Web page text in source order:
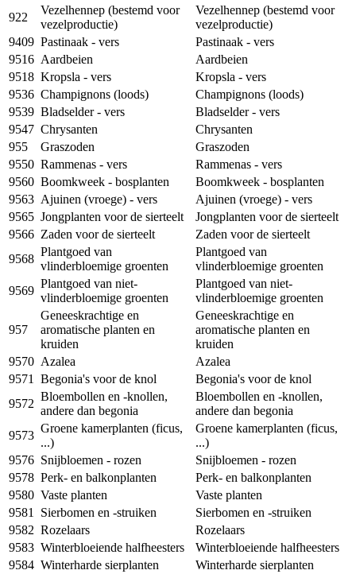
922
Vezelhennep (bestemd voor
vezelproductie)
Vezelhennep (bestemd voor
vezelproductie)
9409 Pastinaak - vers
Pastinaak - vers
9516 Aardbeien
Aardbeien
9518 Kropsla - vers
Kropsla - vers
9536 Champignons (loods)
Champignons (loods)
9539 Bladselder - vers
Bladselder - vers
9547 Chrysanten
Chrysanten
955
Graszoden
Graszoden
9550 Rammenas - vers
Rammenas - vers
9560 Boomkweek - bosplanten
Boomkweek - bosplanten
9563 Ajuinen (vroege) - vers
Ajuinen (vroege) - vers
9565 Jongplanten voor de sierteelt
Jongplanten voor de sierteelt
9566 Zaden voor de sierteelt
Zaden voor de sierteelt
9568
Plantgoed van
vlinderbloemige groenten
Plantgoed van
vlinderbloemige groenten
9569
Plantgoed van niet-
vlinderbloemige groenten
Plantgoed van niet-
vlinderbloemige groenten
957
Geneeskrachtige en
aromatische planten en
kruiden
Geneeskrachtige en
aromatische planten en
kruiden
9570 Azalea
Azalea
9571
Begonia's voor de knol
Begonia's voor de knol
9572
Bloembollen en -knollen,
andere dan begonia
Bloembollen en -knollen,
andere dan begonia
9573
Groene kamerplanten (ficus,
...)
Groene kamerplanten (ficus,
...)
9576 Snijbloemen - rozen
Snijbloemen - rozen
9578 Perk- en balkonplanten
Perk- en balkonplanten
9580 Vaste planten
Vaste planten
9581
Sierbomen en -struiken
Sierbomen en -struiken
9582 Rozelaars
Rozelaars
9583 Winterbloeiende halfheesters
Winterbloeiende halfheesters
9584 Winterharde sierplanten
Winterharde sierplanten